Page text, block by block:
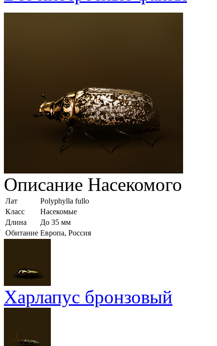
Описание Насекомого
Лат
Polyphylla fullo
Класс
Насекомые
Длина
До 35 мм
Обитание Европа, Россия
Харлапус бронзовый